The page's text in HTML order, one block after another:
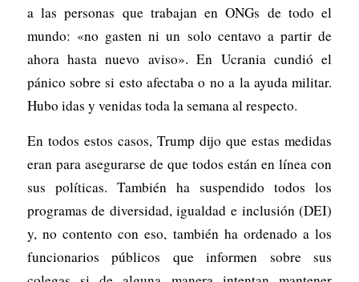
a las personas que trabajan en ONGs de todo el
mundo: «no gasten ni un solo centavo a partir de
ahora hasta nuevo aviso». En Ucrania cundió el
pánico sobre si esto afectaba o no a la ayuda militar.
Hubo idas y venidas toda la semana al respecto.
En todos estos casos, Trump dijo que estas medidas
eran para asegurarse de que todos están en línea con
sus políticas. También ha suspendido todos los
programas de diversidad, igualdad e inclusión (DEI)
y, no contento con eso, también ha ordenado a los
funcionarios públicos que informen sobre sus